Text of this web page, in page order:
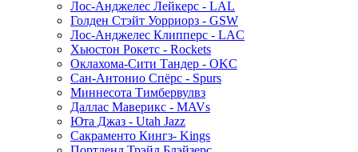
Лос-Анджелес Лейкерс - LAL
Голден Стэйт Уорриорз - GSW
Лос-Анджелес Клипперс - LAC
Хьюстон Рокетс - Rockets
Оклахома-Сити Тандер - OKC
Сан-Антонио Спёрс - Spurs
Миннесота Тимбервулвз
Даллас Маверикс - MAVs
Юта Джаз - Utah Jazz
Сакраменто Кингз- Kings